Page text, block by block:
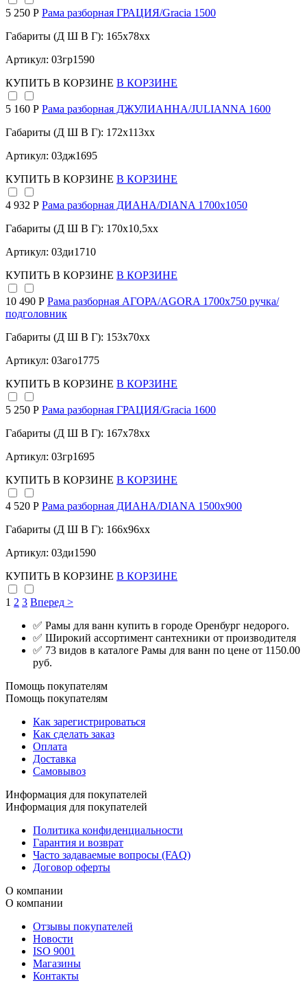
5 250 Р Рама разборная ГРАЦИЯ/Gracia 1500
Габариты (Д Ш В Г): 165x78xx
Артикул: 03гр1590
КУПИТЬ В КОРЗИНЕ В КОРЗИНЕ
5 160 Р Рама разборная ДЖУЛИАННА/JULIANNA 1600
Габариты (Д Ш В Г): 172x113xx
Артикул: 03дж1695
КУПИТЬ В КОРЗИНЕ В КОРЗИНЕ
4 932 Р Рама разборная ДИАНА/DIANA 1700х1050
Габариты (Д Ш В Г): 170x10,5xx
Артикул: 03ди1710
КУПИТЬ В КОРЗИНЕ В КОРЗИНЕ
10 490 Р Рама разборная АГОРА/AGORA 1700х750 ручка/
подголовник
Габариты (Д Ш В Г): 153x70xx
Артикул: 03аго1775
КУПИТЬ В КОРЗИНЕ В КОРЗИНЕ
5 250 Р Рама разборная ГРАЦИЯ/Gracia 1600
Габариты (Д Ш В Г): 167x78xx
Артикул: 03гр1695
КУПИТЬ В КОРЗИНЕ В КОРЗИНЕ
4 520 Р Рама разборная ДИАНА/DIANA 1500х900
Габариты (Д Ш В Г): 166x96xx
Артикул: 03ди1590
КУПИТЬ В КОРЗИНЕ В КОРЗИНЕ
1 2 3 Вперед >
✅ Рамы для ванн купить в городе Оренбург недорого.
✅ Широкий ассортимент сантехники от производителя
✅ 73 видов в каталоге Рамы для ванн по цене от 1150.00
руб.
Помощь покупателям
Помощь покупателям
Как зарегистрироваться
Как сделать заказ
Оплата
Доставка
Самовывоз
Информация для покупателей
Информация для покупателей
Политика конфиденциальности
Гарантия и возврат
Часто задаваемые вопросы (FAQ)
Договор оферты
О компании
О компании
Отзывы покупателей
Новости
ISO 9001
Магазины
Контакты